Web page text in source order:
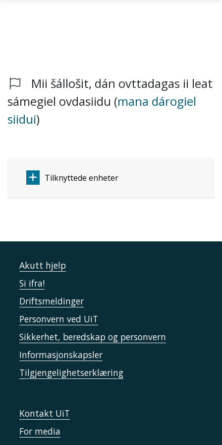
Gå til hovedinnhold
Mii šállošit, dán ovttadagas ii leat
sámegiel ovdasiidu (mana dárogiel
siidui)
Tilknyttede enheter
Akutt hjelp
Si ifra!
Driftsmeldinger
Personvern ved UiT
Sikkerhet, beredskap og personvern
Informasjonskapsler
Tilgjengelighetserklæring
Kontakt UiT
For media